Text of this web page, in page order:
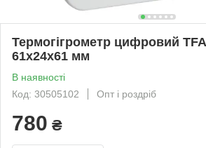
Термогігрометр цифровий
61x24x61 мм
В наявності
Код: 30505102
Опт і роздріб
780 ₴